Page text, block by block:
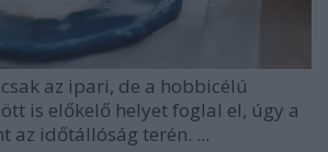
az ipari, de a hobbicélú
is előkelő helyet foglal el, úgy a
az időtállóság terén. ...